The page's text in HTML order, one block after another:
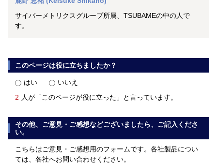
サイバーメトリクスグループ所属、TSUBAMEの中の人で
す。
このページは役に立ちましたか？
はい
いいえ
2 人が「このページが役に立った」と言っています。
その他、ご意見・ご感想などございましたら、ご記入くださ
い。
こちらはご意見・ご感想用のフォームです。各社製品につい
ては、各社へお問い合わせください。